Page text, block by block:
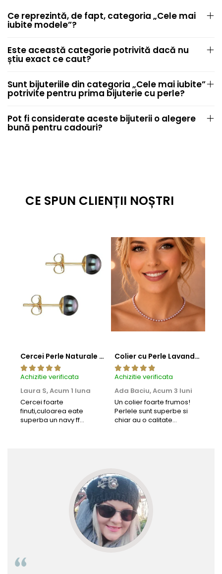
Ce reprezintă, de fapt, categoria „Cele mai
iubite modele”?
Este această categorie potrivită dacă nu
știu exact ce caut?
Sunt bijuteriile din categoria „Cele mai iubite”
potrivite pentru prima bijuterie cu perle?
Pot fi considerate aceste bijuterii o alegere
bună pentru cadouri?
CE SPUN CLIENȚII NOȘTRI
Cercei Perle Naturale Negre 5-6 mm, Buton AAA, Aur 14K (aur 585), Tip Șurub | KASKADDA®
Achizitie verificata
Laura S,Acum 1 luna
Cercei foarte
finuti,culoarea eate
superba un navy ff
Colier cu Perle Lavanda la Baza Gatului, de 4-5 mm, Perle Rare, Calitate AAA+, Aur 14K | KASKADDA®
Achizitie verificata
Ada Baciu,Acum 3 luni
Un colier foarte frumos!
Perlele sunt superbe si
chiar au o calitate